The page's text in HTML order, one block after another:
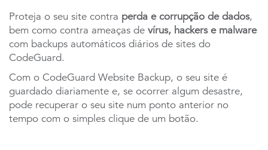
Proteja o seu site contra perda e corrupção de dados,
bem como contra ameaças de vírus, hackers e malware
com backups automáticos diários de sites do
CodeGuard.
Com o CodeGuard Website Backup, o seu site é
guardado diariamente e, se ocorrer algum desastre,
pode recuperar o seu site num ponto anterior no
tempo com o simples clique de um botão.